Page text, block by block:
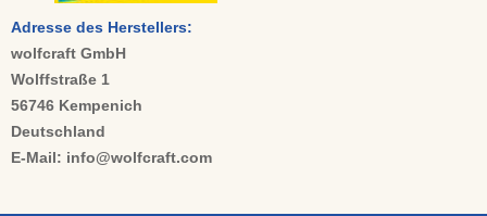
Adresse des Herstellers:
wolfcraft GmbH
Wolffstraße 1
56746 Kempenich
Deutschland
E-Mail: info@wolfcraft.com